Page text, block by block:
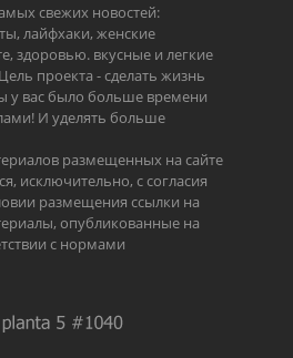
свежих новостей:
лайфхаки, женские
здоровью. вкусные и легкие
проекта - сделать жизнь
у вас было больше времени
И уделять больше
размещенных на сайте
исключительно, с согласия
размещения ссылки на
опубликованные на
с нормами